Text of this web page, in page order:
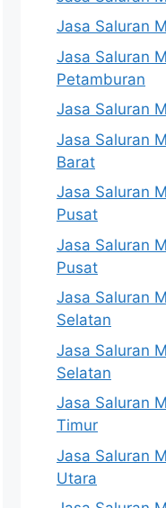
Jasa Saluran
Jasa Saluran
Petamburan
Jasa Saluran
Jasa Saluran
Barat
Jasa Saluran
Pusat
Jasa Saluran
Pusat
Jasa Saluran
Selatan
Jasa Saluran
Selatan
Jasa Saluran
Timur
Jasa Saluran
Utara